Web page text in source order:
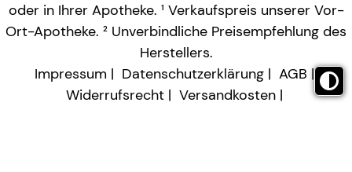
oder in Ihrer Apotheke. ¹ Verkaufspreis unserer Vor-
Ort-Apotheke. ² Unverbindliche Preisempfehlung des
Herstellers.
Impressum
Datenschutzerklärung
AGB
Widerrufsrecht
Versandkosten